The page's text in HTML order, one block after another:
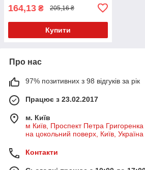
164,13 ₴ 205,16 ₴
Купити
Про нас
97% позитивних з 98 відгуків за рік
Працює з 23.02.2017
м. Київ
м Київ, Проспект Петра Григоренка
на цокольний поверх, Київ, Україна
Контакти